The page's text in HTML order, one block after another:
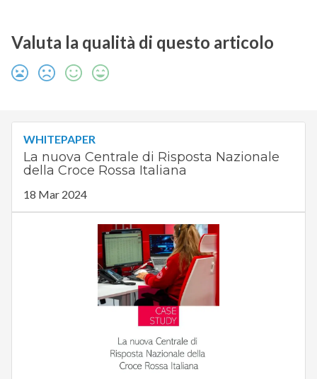
Valuta la qualità di questo articolo
WHITEPAPER
La nuova Centrale di Risposta Nazionale
della Croce Rossa Italiana
18 Mar 2024